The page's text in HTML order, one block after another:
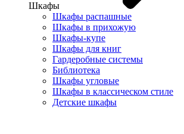
Шкафы
Шкафы распашные
Шкафы в прихожую
Шкафы-купе
Шкафы для книг
Гардеробные системы
Библиотека
Шкафы угловые
Шкафы в классическом стиле
Детские шкафы